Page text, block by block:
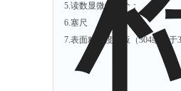
5.读数显微镜一个；
6.塞尺
7.表面粗糙度样板（304或优于